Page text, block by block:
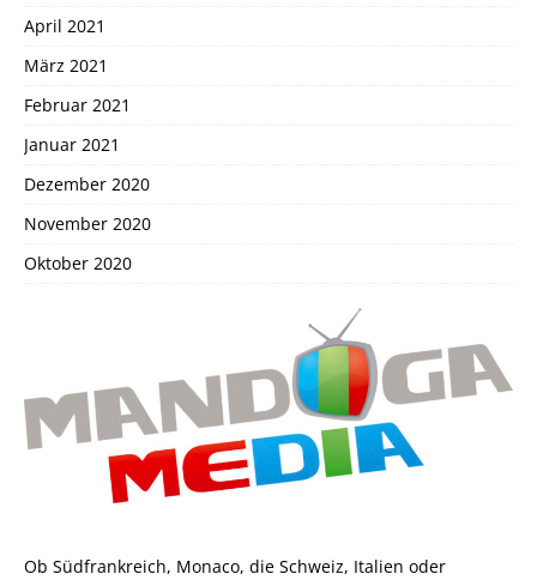
April 2021
März 2021
Februar 2021
Januar 2021
Dezember 2020
November 2020
Oktober 2020
Ob Südfrankreich, Monaco, die Schweiz, Italien oder